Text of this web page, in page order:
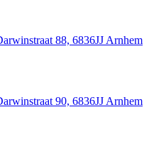
88, 6836JJ Arnhem
90, 6836JJ Arnhem